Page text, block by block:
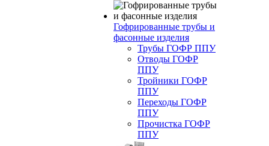
Гофрированные трубы и
фасонные изделия
Трубы ГОФР ППУ
Отводы ГОФР
ППУ
Тройники ГОФР
ППУ
Переходы ГОФР
ППУ
Прочистка ГОФР
ППУ